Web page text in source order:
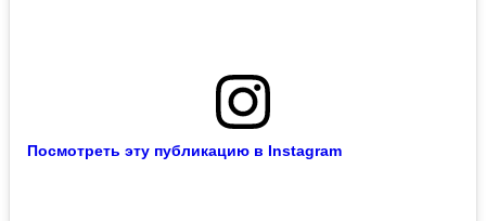
Посмотреть эту публикацию в Instagram